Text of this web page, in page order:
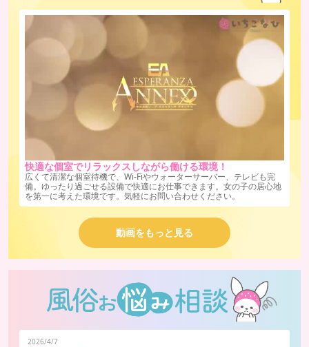
快適な個室でリラックスしながら働ける環境！
広くて清潔な個室待機で、Wi-Fiやウォーターサーバー、テレビも完
備。ゆったり過ごせる設備で快適にお仕事できます。女の子の居心地
を第一に考えた環境です。気軽にお問い合わせください。
動画をもっと見る
2026/4/7